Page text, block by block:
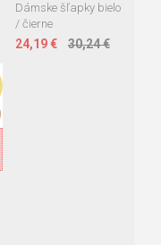
Dámske šľapky bielo
/ čierne
24,19 € 30,24 €